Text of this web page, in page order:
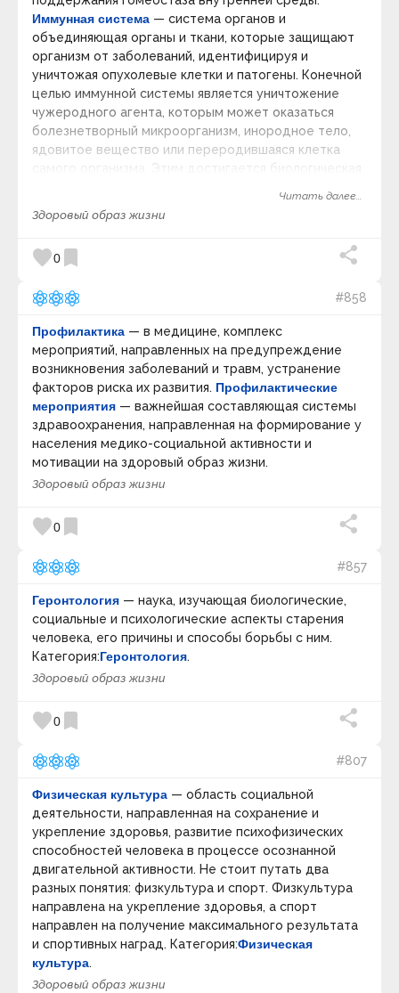
Солнечная система и Земля
Первобытный мир
Метафизика и Сознание
Бытие и Первопричина
Интеллект и Философия сознания
Мировоззренческие концепции
Происхождение человека
Религия и Религиоведение
Свобода воли
Иммунная система — система органов и
объединяющая органы и ткани, которые защищают
организм от заболеваний, идентифицируя и
уничтожая опухолевые клетки и патогены. Конечной
целью иммунной системы является уничтожение
чужеродного агента, которым может оказаться
болезнетворный микроорганизм, инородное тело,
ядовитое вещество или переродившаяся клетка
самого организма. Этим достигается биологическая
— лечение иммунологическими препаратами,
систему. Категория:
Читать далее...
Здоровый образ жизни
favorite0 bookmark
#858
Профилактика — в медицине, комплекс
мероприятий, направленных на предупреждение
возникновения заболеваний и травм, устранение
факторов риска их развития. Профилактические
мероприятия — важнейшая составляющая системы
здравоохранения, направленная на формирование у
населения медико-социальной активности и
мотивации на здоровый образ жизни.
Здоровый образ жизни
favorite0 bookmark
#857
Геронтология — наука, изучающая биологические,
социальные и психологические аспекты старения
человека, его причины и способы борьбы с ним.
Категория:Геронтология.
Здоровый образ жизни
favorite0 bookmark
#807
Физическая культура — область социальной
деятельности, направленная на сохранение и
укрепление здоровья, развитие психофизических
способностей человека в процессе осознанной
двигательной активности. Не стоит путать два
разных понятия: физкультура и спорт. Физкультура
направлена на укрепление здоровья, а спорт
направлен на получение максимального результата
и спортивных наград. Категория:Физическая
культура.
Здоровый образ жизни